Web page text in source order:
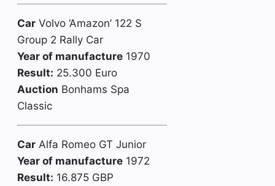
Car Volvo ‘Amazon’ 122 S
Group 2 Rally Car
Year of manufacture 1970
Result: 25.300 Euro
Auction Bonhams Spa
Classic
Car Alfa Romeo GT Junior
Year of manufacture 1972
Result: 16.875 GBP